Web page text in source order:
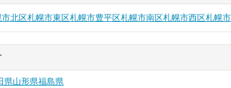
市北区札幌市東区札幌市豊平区札幌市南区札幌市西区札幌
県山形県福島県